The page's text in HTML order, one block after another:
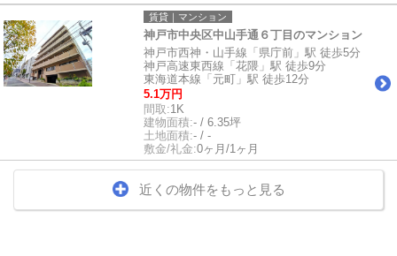
賃貸｜マンション
神戸市中央区中山手通６丁目のマンション
神戸市西神・山手線「県庁前」駅 徒歩5分
神戸高速東西線「花隈」駅 徒歩9分
東海道本線「元町」駅 徒歩12分
5.1万円
間取:1K
建物面積:- / 6.35坪
土地面積:- / -
敷金/礼金:0ヶ月/1ヶ月
近くの物件をもっと見る